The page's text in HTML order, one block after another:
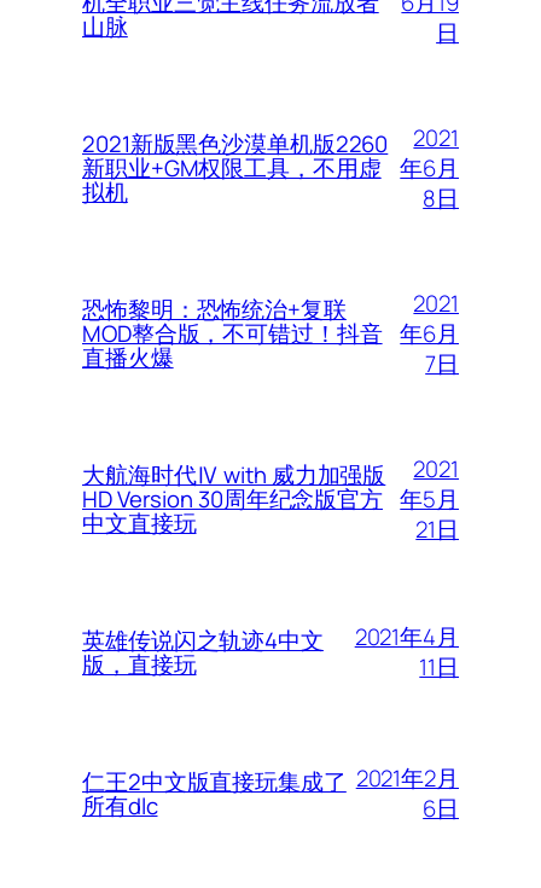
山脉
日
2021新版黑色沙漠单机版2260
新职业+GM权限工具，不用虚
拟机
2021
年6月
8日
恐怖黎明：恐怖统治+复联
MOD整合版，不可错过！抖音
直播火爆
2021
年6月
7日
大航海时代Ⅳ with 威力加强版
HD Version 30周年纪念版官方
中文直接玩
2021
年5月
21日
英雄传说闪之轨迹4中文
版，直接玩
2021年4月
11日
仁王2中文版直接玩集成了
所有dlc
2021年2月
6日